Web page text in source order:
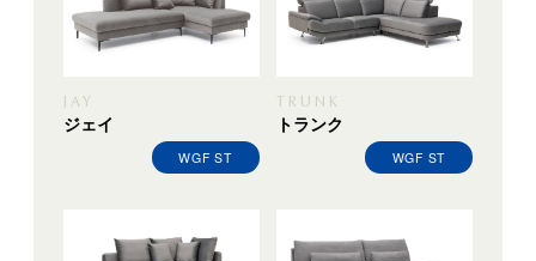
JAY
ジェイ
WGF ST
TRUNK
トランク
WGF ST